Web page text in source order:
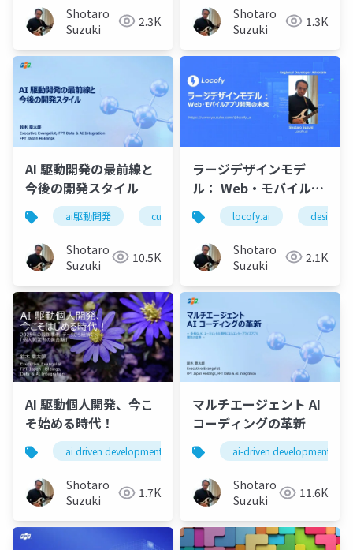
Shotaro
Suzuki
2.3K
Shotaro
Suzuki
1.3K
AI 駆動開発の最前線と
今後の開発スタイル
ai駆動開発 cursor vs code windsurf
Shotaro
Suzuki
10.5K
ラージデザインモデ
ル： Web・モバイルア
プリ開発の未来 on
Vibe Coding Catfe
locofy.ai
Shotaro
Suzuki
2.1K
AI 駆動個人開発、今こ
そ始める時代！
ai driven development locofy.ai claude code
Shotaro
Suzuki
1.7K
マルチエージェント AI
コーディングの革新
ai-driven development
Shotaro
Suzuki
11.6K